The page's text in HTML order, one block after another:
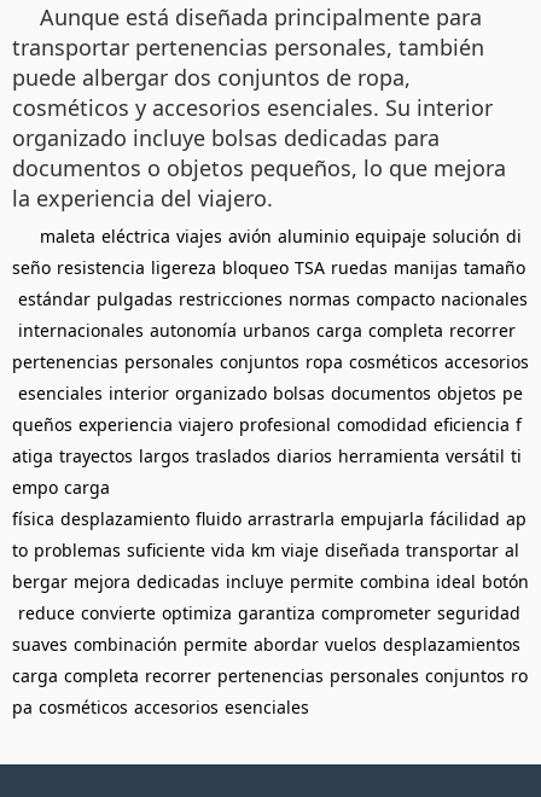
Aunque está diseñada principalmente para
transportar pertenencias personales, también
puede albergar dos conjuntos de ropa,
cosméticos y accesorios esenciales. Su interior
organizado incluye bolsas dedicadas para
documentos o objetos pequeños, lo que mejora
la experiencia del viajero.
maleta eléctrica viajes avión aluminio equipaje solución di
seño resistencia ligereza bloqueo TSA ruedas manijas tamaño
estándar pulgadas restricciones normas compacto nacionales
internacionales autonomía urbanos carga completa recorrer
pertenencias personales conjuntos ropa cosméticos accesorios
esenciales interior organizado bolsas documentos objetos pe
queños experiencia viajero profesional comodidad eficiencia f
atiga trayectos largos traslados diarios herramienta versátil ti
empo carga
física desplazamiento fluido arrastrarla empujarla fácilidad ap
to problemas suficiente vida km viaje diseñada transportar al
bergar mejora dedicadas incluye permite combina ideal botón
reduce convierte optimiza garantiza comprometer seguridad
suaves combinación permite abordar vuelos desplazamientos
carga completa recorrer pertenencias personales conjuntos ro
pa cosméticos accesorios esenciales